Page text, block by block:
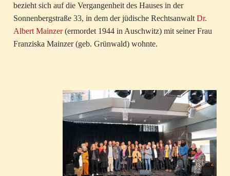
bezieht sich auf die Vergangenheit des Hauses in der
Sonnenbergstraße 33, in dem der jüdische Rechtsanwalt Dr.
Albert Mainzer(ermordet 1944 in Auschwitz) mit seiner Frau
Franziska Mainzer (geb. Grünwald) wohnte.